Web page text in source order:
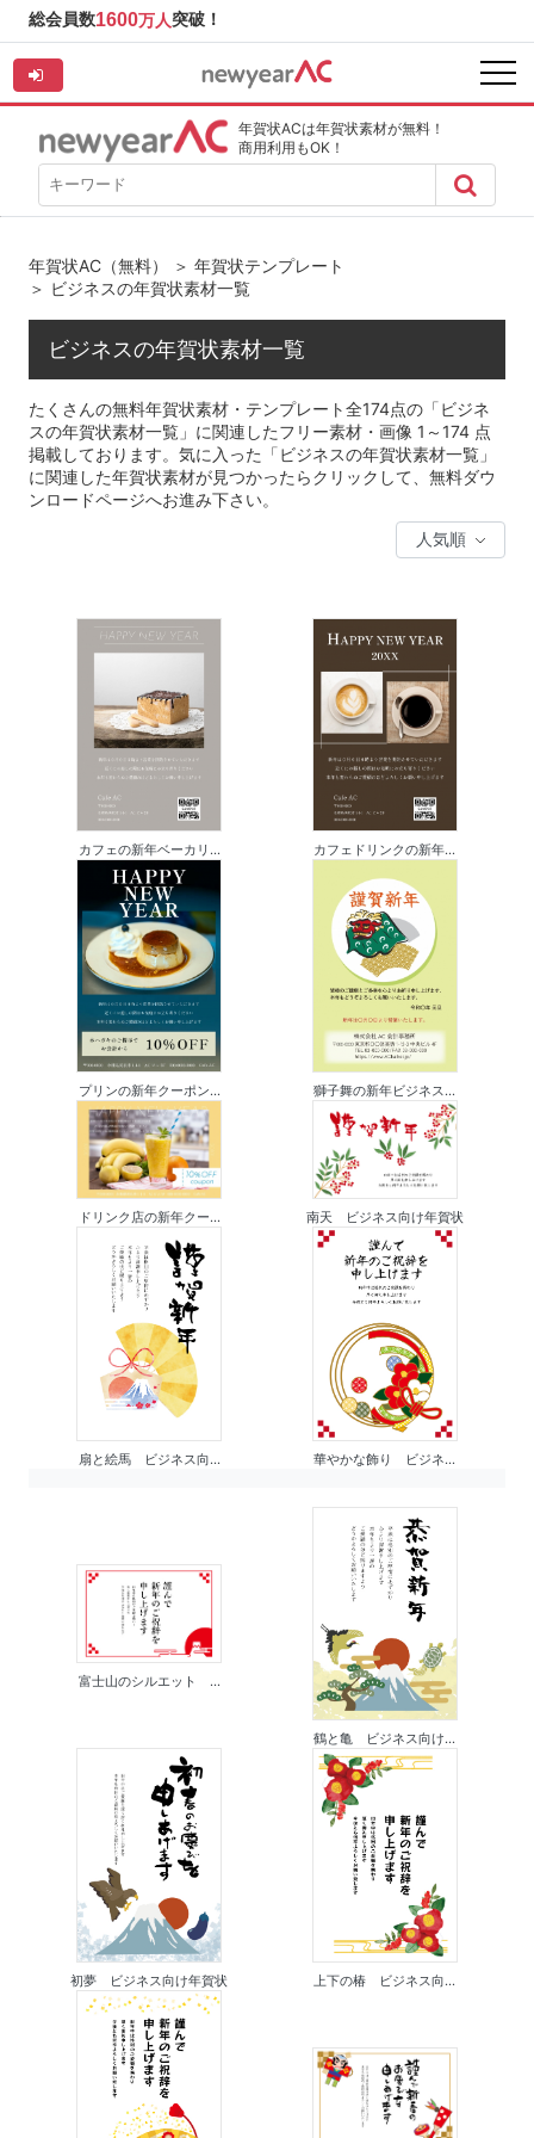
総会員数1600万人突破！
年賀状ACは年賀状素材が無料！
商用利用もOK！
年賀状AC（無料） ＞ 年賀状テンプレート
＞ ビジネスの年賀状素材一覧
ビジネスの年賀状素材一覧
たくさんの無料年賀状素材・テンプレート全174点の「ビジネ
スの年賀状素材一覧」に関連したフリー素材・画像 1～174 点
掲載しております。気に入った「ビジネスの年賀状素材一覧」
に関連した年賀状素材が見つかったらクリックして、無料ダウ
ンロードページへお進み下さい。
カフェの新年ベーカリ... カフェドリンクの新年...
プリンの新年クーポン... 獅子舞の新年ビジネス...
ドリンク店の新年クー... 南天 ビジネス向け年賀状
扇と絵馬 ビジネス向... 華やかな飾り ビジネ...
富士山のシルエット ...
鶴と亀 ビジネス向け...
初夢 ビジネス向け年賀状 上下の椿 ビジネス向...